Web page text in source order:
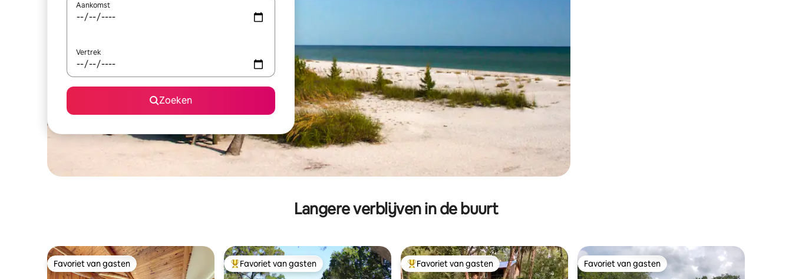
Aankomst
Vertrek
Zoeken
Langere verblijven in de buurt
Favoriet van gasten
Favoriet van gasten Topfavoriet van gasten
Favoriet van gasten Topfavoriet van gasten
Favoriet van gasten Favoriet van gasten
Favoriet van gasten